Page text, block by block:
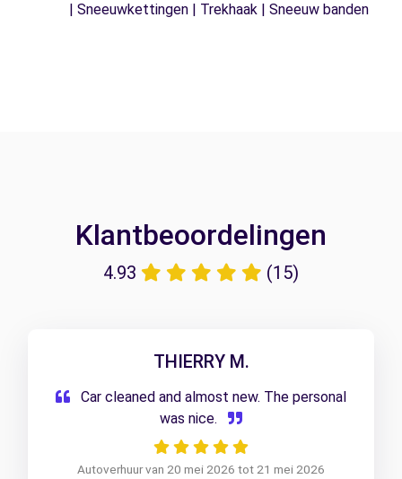
| Sneeuwkettingen | Trekhaak | Sneeuw banden
Klantbeoordelingen
4.93 (15)
THIERRY M.
Car cleaned and almost new. The personal
was nice.
Autoverhuur van 20 mei 2026 tot 21 mei 2026